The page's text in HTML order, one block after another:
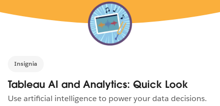
Insignia
Tableau AI and Analytics: Quick Look
Use artificial intelligence to power your data decisions.